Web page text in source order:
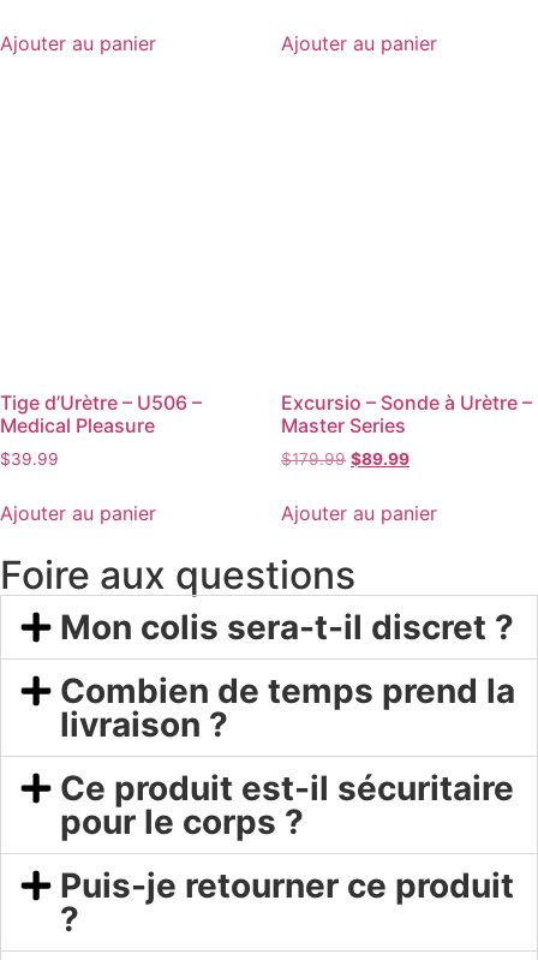
Ajouter au panier Ajouter au panier
Tige d’Urètre – U506 –
Medical Pleasure
$39.99
Ajouter au panier
Excursio – Sonde à Urètre –
Master Series
$179.99 $89.99
Ajouter au panier
Foire aux questions
Mon colis sera-t-il discret ?
Combien de temps prend la
livraison ?
Ce produit est-il sécuritaire
pour le corps ?
Puis-je retourner ce produit
?